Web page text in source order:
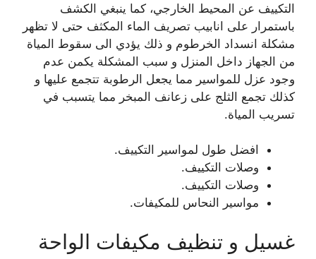
التكييف عن المحيط الخارجي، كما ينبغي الكشف
باستمرار على انابيب تصريف الماء المكثف حتى لا تظهر
مشكلة انسداد الخرطوم و ذلك يؤدي الى سقوط المياة
من الجهاز داخل المنزل و سبب المشكلة يكمن عدم
وجود عزل للمواسير مما يجعل الرطوبة تتجمع عليها و
كذلك تجمع الثلج على زعانف المبخر مما يتسبب في
تسريب المياة.
افضل طول لمواسير التكييف.
وصلات التكييف.
وصلات التكييف.
مواسير النحاس للمكيفات.
غسيل و تنظيف مكيفات الواحة